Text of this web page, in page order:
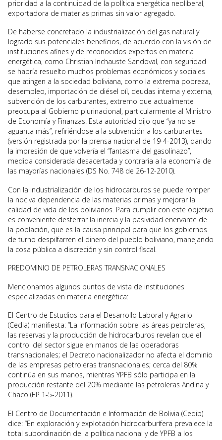
prioridad a la continuidad de la política energética neoliberal,
exportadora de materias primas sin valor agregado.
De haberse concretado la industrialización del gas natural y
logrado sus potenciales beneficios, de acuerdo con la visión de
instituciones afines y de reconocidos expertos en materia
energética, como Christian Inchauste Sandoval, con seguridad
se habría resuelto muchos problemas económicos y sociales
que atingen a la sociedad boliviana, como la extrema pobreza,
desempleo, importación de diésel oíl, deudas interna y externa,
subvención de los carburantes, extremo que actualmente
preocupa al Gobierno plurinacional, particularmente al Ministro
de Economía y Finanzas. Esta autoridad dijo que “ya no se
aguanta más”, refiriéndose a la subvención a los carburantes
(versión registrada por la prensa nacional de 19-4-2013), dando
la impresión de que volvería el “fantasma del gasolinazo”,
medida considerada desacertada y contraria a la economía de
las mayorías nacionales (DS No. 748 de 26-12-2010).
Con la industrialización de los hidrocarburos se puede romper
la nociva dependencia de las materias primas y mejorar la
calidad de vida de los bolivianos. Para cumplir con este objetivo
es conveniente desterrar la inercia y la pasividad enervante de
la población, que es la causa principal para que los gobiernos
de turno despilfarren el dinero del pueblo boliviano, manejando
la cosa pública a discreción y sin control fiscal.
PREDOMINIO DE PETROLERAS TRANSNACIONALES
Mencionamos algunos puntos de vista de instituciones
especializadas en materia energética:
El Centro de Estudios para el Desarrollo Laboral y Agrario
(Cedla) manifiesta: “La información sobre las áreas petroleras,
las reservas y la producción de hidrocarburos revelan que el
control del sector sigue en manos de las operadoras
transnacionales; el Decreto nacionalizador no afecta el dominio
de las empresas petroleras transnacionales; cerca del 80%
continúa en sus manos, mientras YPFB sólo participa en la
producción restante del 20% mediante las petroleras Andina y
Chaco (EP 1-5-2011).
El Centro de Documentación e Información de Bolivia (Cedib)
dice: “En exploración y explotación hidrocarburífera prevalece la
total subordinación de la política nacional y de YPFB a los